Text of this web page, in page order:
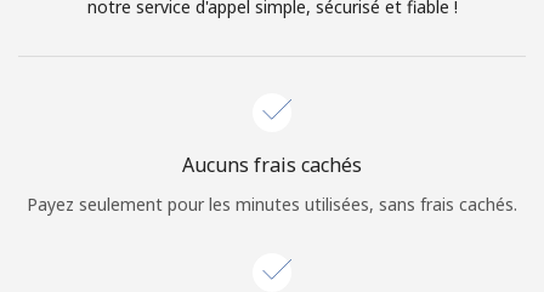
notre service d'appel simple, sécurisé et fiable !
Aucuns frais cachés
Payez seulement pour les minutes utilisées, sans frais cachés.